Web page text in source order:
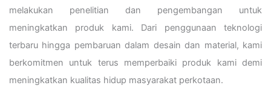
melakukan penelitian dan pengembangan untuk
meningkatkan produk kami. Dari penggunaan teknologi
terbaru hingga pembaruan dalam desain dan material, kami
berkomitmen untuk terus memperbaiki produk kami demi
meningkatkan kualitas hidup masyarakat perkotaan.